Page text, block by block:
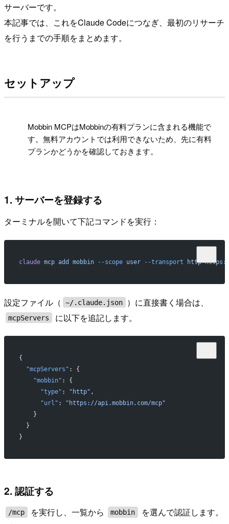
サーバーです。
本記事では、これをClaude Codeにつなぎ、最初のリサーチ
を行うまでの手順をまとめます。
セットアップ
Mobbin MCPはMobbinの有料プランに含まれる機能で
す。無料アカウントでは利用できないため、先に有料
プランかどうかを確認しておきます。
1. サーバーを登録する
ターミナルを開いて下記コマンドを実行：
claude mcp add mobbin --scope user --transport http https://
設定ファイル（ ~/.claude.json ）に直接書く場合は、
mcpServers に以下を追記します。
{
  "mcpServers"
: {
    "mobbin"
: {
      "type"
: "http" ,
      "url"
:
"https://api.mobbin.com/mcp"
    }
  }
}
2. 認証する
/mcp を実行し、一覧から mobbin
を選んで認証します。